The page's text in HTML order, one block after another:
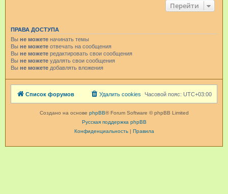
Перейти
ПРАВА ДОСТУПА
Вы не можете начинать темы
Вы не можете отвечать на сообщения
Вы не можете редактировать свои сообщения
Вы не можете удалять свои сообщения
Вы не можете добавлять вложения
Список форумов Часовой пояс: UTC+03:00
Удалить cookies
Создано на основе phpBB® Forum Software © phpBB Limited
Русская поддержка phpBB
Конфиденциальность| Правила